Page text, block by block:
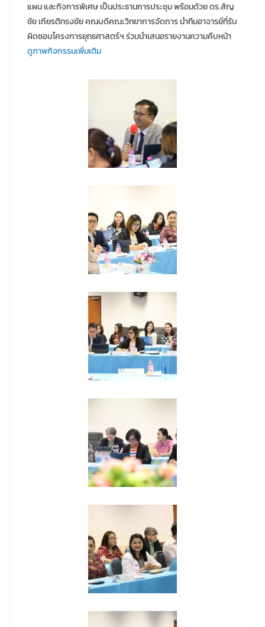
แผน และกิจการพิเศษ เป็นประธานการประชุม พร้อมด้วย ดร.สัญ
ชัย เกียรติทรงชัย คณบดีคณะวิทยาการจัดการ นำทีมอาจารย์ที่รับ
ผิดชอบโครงการยุทธศาสตร์ฯ ร่วมนำเสนอรายงานความคืบหน้า
ดูภาพกิจกรรมเพิ่มเติม